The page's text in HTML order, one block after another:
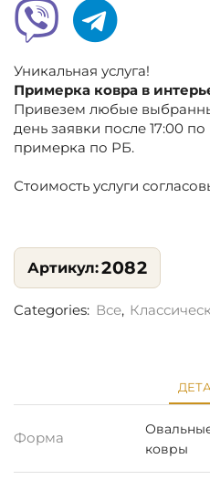
Уникальная услуга!
Примерка ковра в
Привезем любые
день заявки после 17:00
примерка по РБ.
Стоимость услуги
2082
Categories: Все,
Форма
ковры